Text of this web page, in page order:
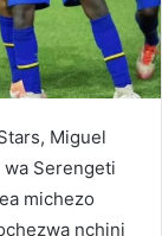
Miguel
wa Serengeti
michezo
nchini